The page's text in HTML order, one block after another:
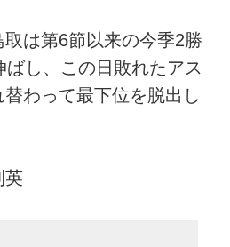
は第6節以来の今季2勝
ばし、この日敗れたアス
わって最下位を脱出し
英